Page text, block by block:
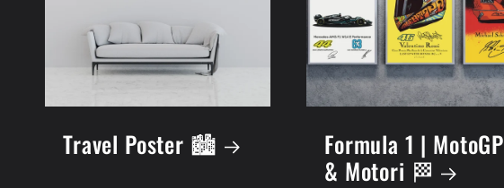
Travel Poster 🏙️
Formula 1 | MotoGP
& Motori 🏁